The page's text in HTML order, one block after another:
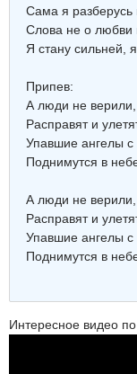
Сама я разберусь
Слова не о любви
Я стану сильней,
Припев:
А люди не верили,
Расправят и
Упавшие ангелы
Поднимутся в
А люди не верили,
Расправят и
Упавшие ангелы
Поднимутся в
Интересное видео